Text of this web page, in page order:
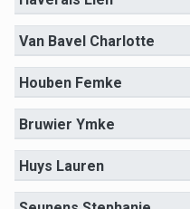
Van Bavel Charlotte
Houben Femke
Bruwier Ymke
Huys Lauren